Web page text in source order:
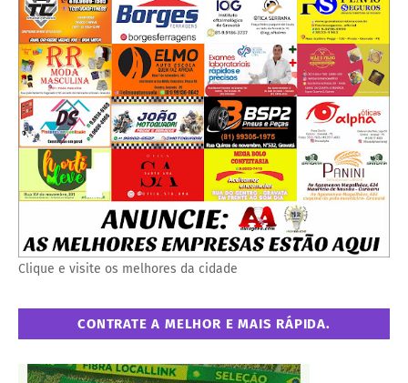
Clique e visite os melhores da cidade
CONTRATE A MELHOR E MAIS RÁPIDA.